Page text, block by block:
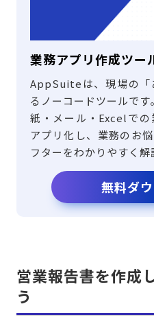
業務アプリ作成ツ
AppSuiteは、現場の「
るノーコードツールです。
紙・メール・Excelで
アプリ化し、業務のお
フターをわかりやすく解
無料ダ
営業報告書を作成
う